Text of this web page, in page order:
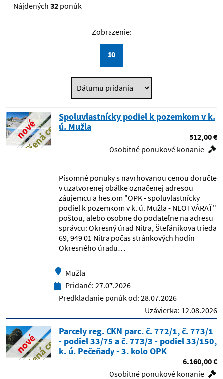
Centrum pedagogicko psychologického
poradenstva a prevencie Stropkov
Centrum pedagogicko psychologického
poradenstva a prevencie Svidník
Centrum pedagogicko psychologického
poradenstva a prevencie, Bardejov
psychologického poradenstva a
Centrum pedagogicko-
psychologického poradenstva a
prevencie, Poprad
Centrum pedagogicko-
psychologického poradenstva a
prevencie, Snina
Centrum pedagogicko-
psychologického poradenstva a
prevencie, Vranov nad Topľou
Centrum pre deti a rodiny Bernolákovo
Centrum pre deti a rodiny Dedina
Mládeže
Nájdených 32 ponúk
Zobrazenie:
10
nové
znížená cenaSpoluvlastnícky podiel k pozemkom v k.
ú. Mužla
512,00 €
Osobitné ponukové konanie
Písomné ponuky s navrhovanou cenou doručte
v uzatvorenej obálke označenej adresou
záujemcu a heslom "OPK - spoluvlastnícky
podiel k pozemkom v k. ú. Mužla - NEOTVÁRAŤ"
poštou, alebo osobne do podateľne na adresu
správcu: Okresný úrad Nitra, Štefánikova trieda
69, 949 01 Nitra počas stránkových hodín
Okresného úradu…
Mužla
Pridané: 27.07.2026
Predkladanie ponúk od: 28.07.2026
Uzávierka: 12.08.2026
nové
znížená cenaParcely reg. CKN parc. č. 772/1, č. 773/1
- podiel 33/75 a č. 773/3 - podiel 33/150,
k. ú. Pečeňady - 3. kolo OPK
6.160,00 €
Osobitné ponukové konanie